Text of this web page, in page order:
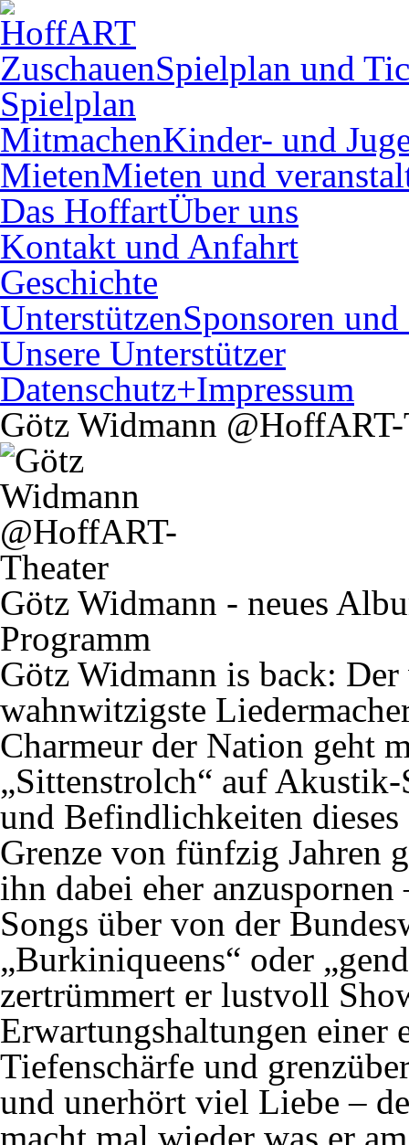
ZuschauenSpielplan und
Spielplan
MitmachenKinder- und
MietenMieten und
Das HoffartÜber uns
Kontakt und Anfahrt
Geschichte
UnterstützenSponsoren
Unsere Unterstützer
Datenschutz+Impressum
Götz Widmann @HoffART-
Götz Widmann - neues
Programm
Götz Widmann is back:
wahnwitzigste
Charmeur der Nation geht
„Sittenstrolch“ auf
und Befindlichkeiten dieses
Grenze von fünfzig Jahren
ihn dabei eher
Songs über von der
„Burkiniqueens“ oder
zertrümmert er lustvoll
Erwartungshaltungen einer
Tiefenschärfe und
und unerhört viel Liebe –